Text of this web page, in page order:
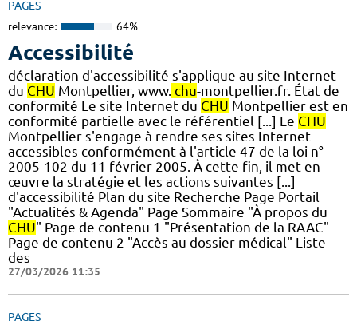
PAGES
relevance: 64%
Accessibilité
déclaration d'accessibilité s'applique au site Internet
du CHU Montpellier, www. chu-montpellier.fr. État de
conformité Le site Internet du CHU Montpellier est en
conformité partielle avec le référentiel [...] Le CHU
Montpellier s'engage à rendre ses sites Internet
accessibles conformément à l'article 47 de la loi n°
2005-102 du 11 février 2005. À cette fin, il met en
œuvre la stratégie et les actions suivantes [...]
d'accessibilité Plan du site Recherche Page Portail
"Actualités & Agenda" Page Sommaire "À propos du
CHU" Page de contenu 1 "Présentation de la RAAC"
Page de contenu 2 "Accès au dossier médical" Liste
des
27/03/2026 11:35
PAGES